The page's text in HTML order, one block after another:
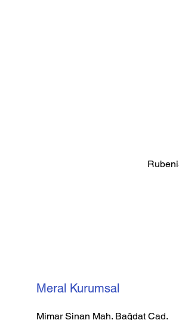
Meral Kurumsal
Mimar Sinan Mah. Bağdat Cad.